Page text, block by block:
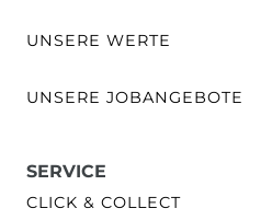
UNSERE WERTE
UNSERE JOBANGEBOTE
SERVICE
CLICK & COLLECT